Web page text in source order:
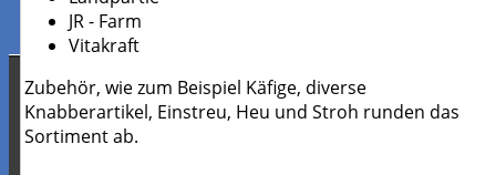
JR - Farm
Vitakraft
Zubehör, wie zum Beispiel Käfige, diverse
Knabberartikel, Einstreu, Heu und Stroh runden das
Sortiment ab.